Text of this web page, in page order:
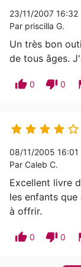
23/11/2007 16:32
Par priscilla G.
Un très bon
de tous âges.
thumb_up 0 thumb_down 0
    
08/11/2005 16:01
Par Caleb C.
Excellent livre
les enfants
à offrir.
thumb_up 0 thumb_down 0